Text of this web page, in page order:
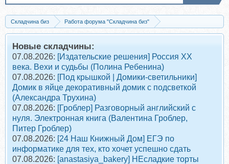
Складчина биз
Работа форума "Складчина биз"
Вопросы и предложения
Желаемый курс (Стол заказов)
Новые складчины:
07.08.2026: [Издательские решения] Россия XX
века. Вехи и судьбы (Полина Ребенина)
07.08.2026: [Под крышкой | Домики-светильники]
Домик в яйце декоративный домик с подсветкой
(Александра Трухина)
07.08.2026: [Гроблер] Разговорный английский с
нуля. Электронная книга (Валентина Гроблер,
Питер Гроблер)
07.08.2026: [24 Наш Книжный Дом] ЕГЭ по
информатике для тех, кто хочет успешно сдать
07.08.2026: [anastasiya_bakery] НЕсладкие торты